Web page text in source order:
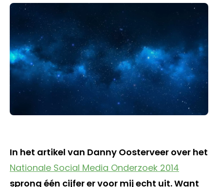
In het artikel van Danny Oosterveer over het
Nationale Social Media Onderzoek 2014
sprong één cijfer er voor mij echt uit. Want